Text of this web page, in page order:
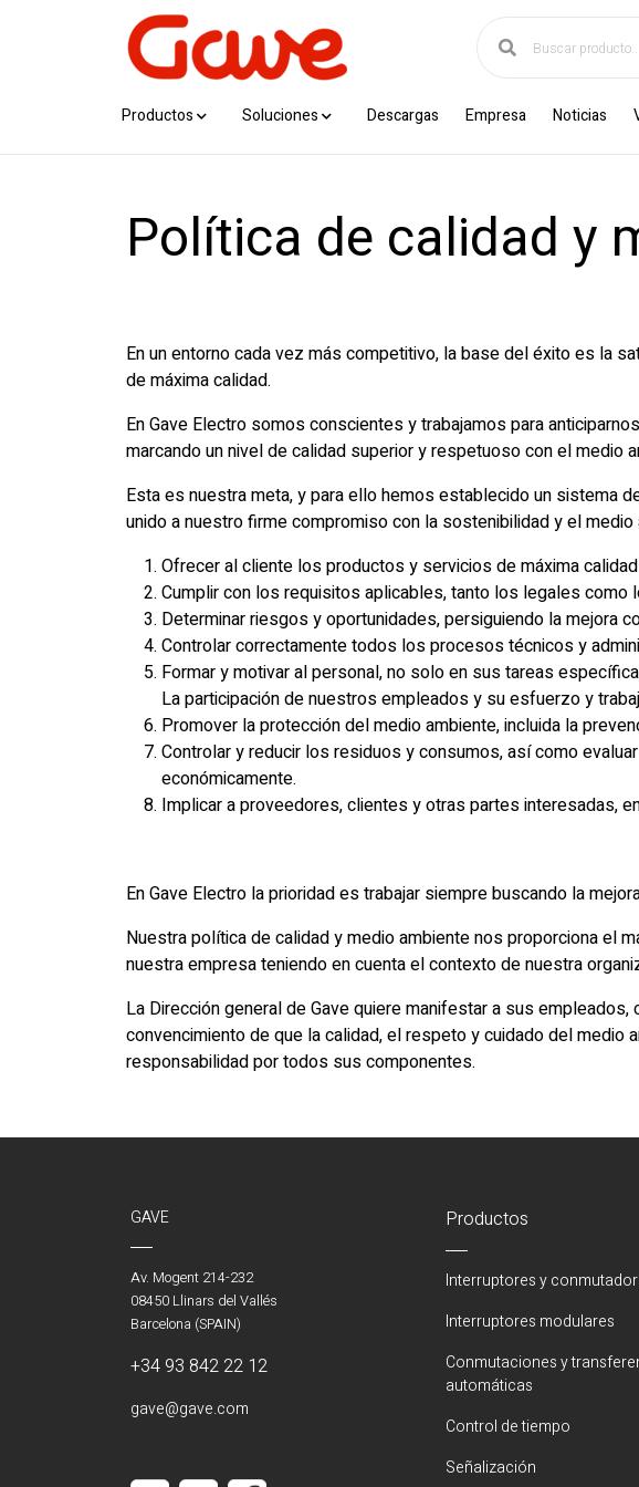
Productos Soluciones Descargas Empresa Noticias
Política de calidad y
En un entorno cada vez más competitivo, la base del éxito es la
de máxima calidad.
En Gave Electro somos conscientes y trabajamos para
marcando un nivel de calidad superior y respetuoso con el medio
Esta es nuestra meta, y para ello hemos establecido un sistema
unido a nuestro firme compromiso con la sostenibilidad y el
Ofrecer al cliente los productos y servicios de máxima
Cumplir con los requisitos aplicables, tanto los legales como
Determinar riesgos y oportunidades, persiguiendo la mejora
Controlar correctamente todos los procesos técnicos y
Formar y motivar al personal, no solo en sus tareas
La participación de nuestros empleados y su esfuerzo y
Promover la protección del medio ambiente, incluida la
Controlar y reducir los residuos y consumos, así como
económicamente.
Implicar a proveedores, clientes y otras partes interesadas,
En Gave Electro la prioridad es trabajar siempre buscando la
Nuestra política de calidad y medio ambiente nos proporciona el
nuestra empresa teniendo en cuenta el contexto de nuestra
La Dirección general de Gave quiere manifestar a sus
convencimiento de que la calidad, el respeto y cuidado del
responsabilidad por todos sus componentes.
GAVE
Av. Mogent 214-232
08450 Llinars del Vallés
Barcelona (SPAIN)
+34 93 842 22 12
gave@gave.com
Productos
Interruptores y
Interruptores modulares
Conmutaciones y
automáticas
Control de tiempo
Señalización